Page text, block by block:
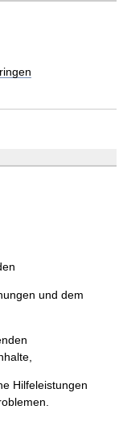
und dem
Hilfeleistungen